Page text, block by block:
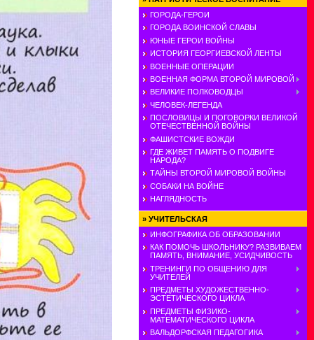
ГОРОДА-ГЕРОИ
ГОРОДА ВОИНСКОЙ СЛАВЫ
ЮНЫЕ ГЕРОИ ВОЙНЫ
ИСТОРИЯ ГЕОРГИЕВСКОЙ ЛЕНТЫ
ВОЕННЫЕ ОПЕРАЦИИ
ВОЕННАЯ ФОРМА ВТОРОЙ МИРОВОЙ
ВЕЛИКИЕ ПОЛКОВОДЦЫ
ЧЕЛОВЕК-ЛЕГЕНДА
ПОСЛОВИЦЫ И ПОГОВОРКИ ВЕЛИКОЙ
ОТЕЧЕСТВЕННОЙ ВОЙНЫ
ФАШИСТСКИЕ ВОЖДИ
ГДЕ ЖИВЕТ ПАМЯТЬ О ПОДВИГЕ
НАРОДА?
ТАЙНЫ ВТОРОЙ МИРОВОЙ ВОЙНЫ
СОБАКИ НА ВОЙНЕ
НАГЛЯДНОСТЬ
» УЧИТЕЛЬСКАЯ
ИНФОГРАФИКА ОБ ОБРАЗОВАНИИ
КАК ПОМОЧЬ ШКОЛЬНИКУ? РАЗВИВАЕМ
ПАМЯТЬ, ВНИМАНИЕ, УСИДЧИВОСТЬ
ТРЕНИНГИ ПО ОБЩЕНИЮ ДЛЯ
УЧИТЕЛЕЙ
ПРЕДМЕТЫ ХУДОЖЕСТВЕННО-
ЭСТЕТИЧЕСКОГО ЦИКЛА
ПРЕДМЕТЫ ФИЗИКО-
МАТЕМАТИЧЕСКОГО ЦИКЛА
ВАЛЬДОРФСКАЯ ПЕДАГОГИКА